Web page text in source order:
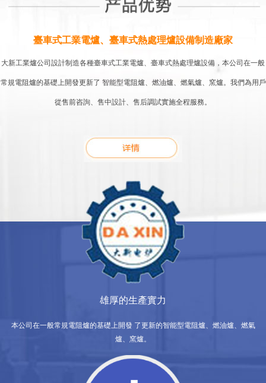
臺車式工業電爐、臺車式熱處理爐設備制造廠家
大新工業爐公司設計制造各種臺車式工業電爐、臺車式熱處理爐設備，本公司在一般
常規電阻爐的基礎上開發更新了 智能型電阻爐、燃油爐、燃氣爐、窯爐。我們為用戶
從售前咨詢、售中設計、售后調試實施全程服務。
雄厚的生產實力
本公司在一般常規電阻爐的基礎上開發 了更新的智能型電阻爐、燃油爐、燃氣
爐、窯爐。